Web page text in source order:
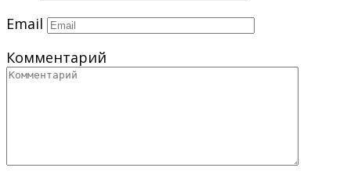
Email
Комментарий